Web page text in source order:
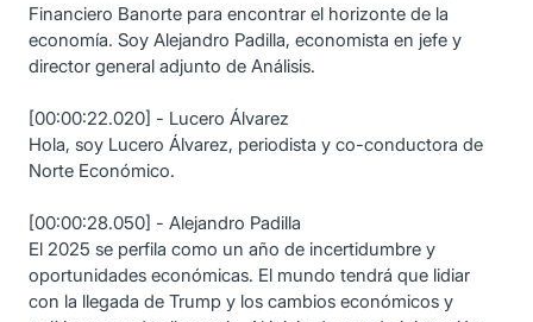
Financiero Banorte para encontrar el horizonte de la
economía. Soy Alejandro Padilla, economista en jefe y
director general adjunto de Análisis.
[00:00:22.020] - Lucero Álvarez
Hola, soy Lucero Álvarez, periodista y co-conductora de
Norte Económico.
[00:00:28.050] - Alejandro Padilla
El 2025 se perfila como un año de incertidumbre y
oportunidades económicas. El mundo tendrá que lidiar
con la llegada de Trump y los cambios económicos y